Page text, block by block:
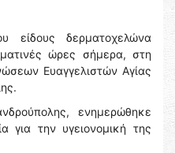
είδους δερματοχελώνα
ώρες σήμερα, στη
Ευαγγελιστών Αγίας
ενημερώθηκε
για την υγειονομική της